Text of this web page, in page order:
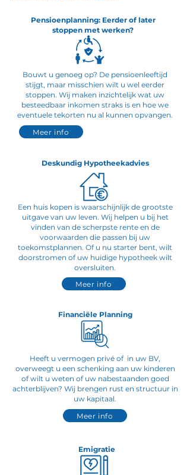
Pensioenplanning: Eerder of later
stoppen met werken?
Bouwt u genoeg op? De pensioenleeftijd
stijgt, maar misschien wilt u wel eerder
stoppen. Wij maken inzichtelijk wat uw
besteedbaar inkomen straks is en hoe we
eventuele tekorten nu al kunnen opvangen.
Meer info
Deskundig Hypotheekadvies
Een huis kopen is waarschijnlijk de grootste
uitgave van uw leven. Wij helpen u bij het
vinden van de scherpste rente en de
voorwaarden die passen bij uw
toekomstplannen. Of u nu starter bent, wilt
doorstromen of uw huidige hypotheek wilt
oversluiten.
Meer info
Financiële Planning
Heeft u vermogen privé of in uw BV,
overweegt u een schenking aan uw kinderen
of wilt u weten of uw nabestaanden goed
achterblijven? Wij brengen rust en structuur in
uw kapitaal.
Meer info
Emigratie